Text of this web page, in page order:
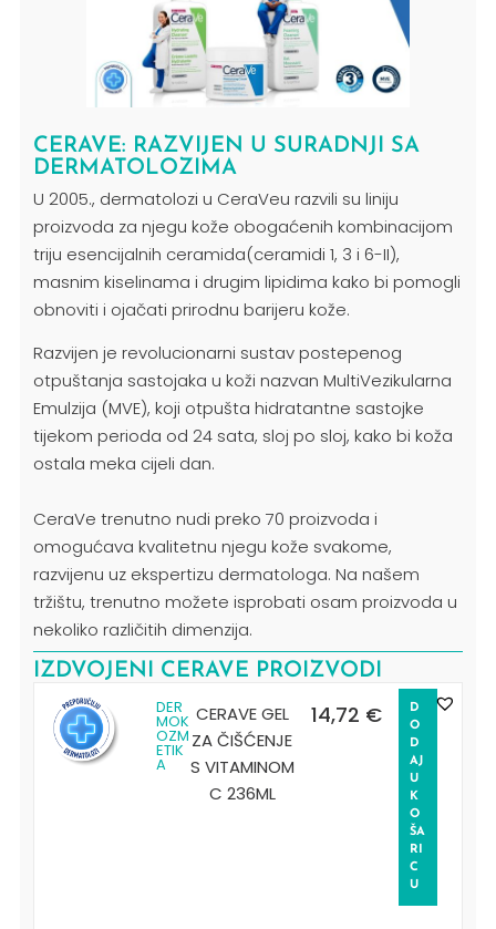
CERAVE: RAZVIJEN U SURADNJI SA
DERMATOLOZIMA
U 2005., dermatolozi u CeraVeu razvili su liniju
proizvoda za njegu kože obogaćenih kombinacijom
triju esencijalnih ceramida(ceramidi 1, 3 i 6-II),
masnim kiselinama i drugim lipidima kako bi pomogli
obnoviti i ojačati prirodnu barijeru kože.
Razvijen je revolucionarni sustav postepenog
otpuštanja sastojaka u koži nazvan MultiVezikularna
Emulzija (MVE), koji otpušta hidratantne sastojke
tijekom perioda od 24 sata, sloj po sloj, kako bi koža
ostala meka cijeli dan.
CeraVe trenutno nudi preko 70 proizvoda i
omogućava kvalitetnu njegu kože svakome,
razvijenu uz ekspertizu dermatologa. Na našem
tržištu, trenutno možete isprobati osam proizvoda u
nekoliko različitih dimenzija.
IZDVOJENI CERAVE PROIZVODI
DER
MOK
OZM
ETIK
A
CERAVE GEL
ZA ČIŠĆENJE
S VITAMINOM
C 236ML
14,72 €
D
O
D
AJ
U
K
O
ŠA
RI
C
U